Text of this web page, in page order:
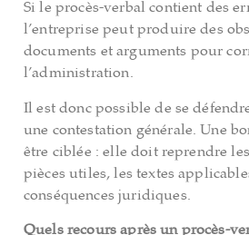
Si le procès-verbal contient des
l’entreprise peut produire des
documents et arguments pour
l’administration.
Il est donc possible de se
une contestation générale. Une
être ciblée : elle doit reprendre
pièces utiles, les textes
conséquences juridiques.
Quels recours après un procès-